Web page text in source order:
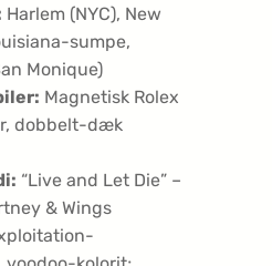
Harlem (NYC), New
sumpe,
Monique)
Magnetisk Rolex
dobbelt-dæk
“Live and Let Die” –
& Wings